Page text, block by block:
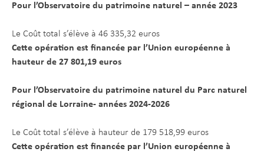
Pour l’Observatoire du patrimoine naturel – année 2023
Le Coût total s’élève à 46 335,32 euros
Cette opération est financée par l’Union européenne à
hauteur de 27 801,19 euros
Pour l’Observatoire du patrimoine naturel du Parc naturel
régional de Lorraine- années 2024-2026
Le Coût total s’élève à hauteur de 179 518,99 euros
Cette opération est financée par l’Union européenne à